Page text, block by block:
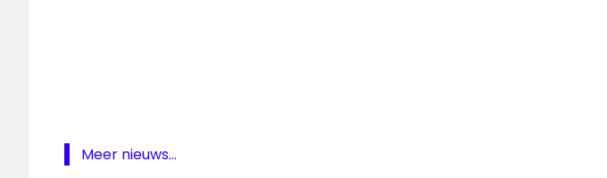
Meer nieuws...